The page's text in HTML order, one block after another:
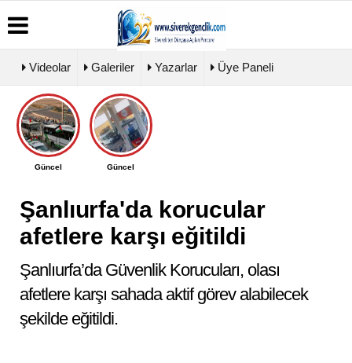
Üye
Paneli
Haber
Arşivi
Haberleri
Biyografiler
Videolar Galeriler Yazarlar Üye Paneli
Güncel Güncel
Şanlıurfa'da korucular
afetlere karşı eğitildi
Şanlıurfa’da Güvenlik Korucuları, olası
afetlere karşı sahada aktif görev alabilecek
şekilde eğitildi.